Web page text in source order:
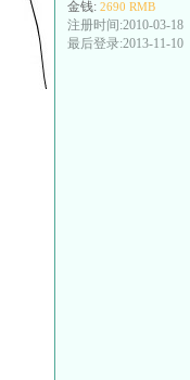
金钱: 2690 RMB
注册时间:2010-03-18
最后登录:2013-11-10